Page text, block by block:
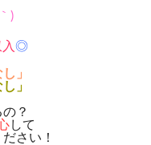
)
◎
」
」
？
して
さい！